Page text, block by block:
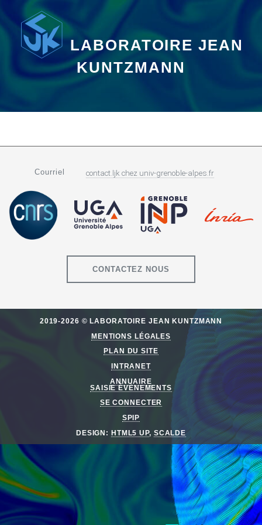
LABORATOIRE JEAN
KUNTZMANN
Courriel contact.ljk chez univ-grenoble-alpes.fr
CONTACTEZ NOUS
2019-2026 © LABORATOIRE JEAN KUNTZMANN
MENTIONS LÉGALES
PLAN DU SITE
INTRANET
ANNUAIRE
SAISIE ÉVÈNEMENTS
SE CONNECTER
SPIP
DESIGN: HTML5 UP, SCALDE